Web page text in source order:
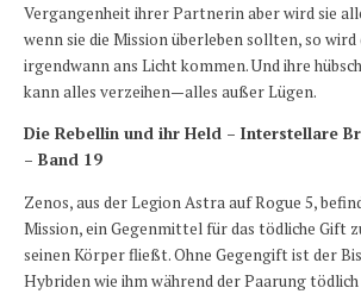
Vergangenheit ihrer Partnerin aber wird sie
wenn sie die Mission überleben sollten, so wird
irgendwann ans Licht kommen. Und ihre
kann alles verzeihen—alles außer Lügen.
Die Rebellin und ihr Held – Interstellare
– Band 19
Zenos, aus der Legion Astra auf Rogue 5,
Mission, ein Gegenmittel für das tödliche Gift
seinen Körper fließt. Ohne Gegengift ist der
Hybriden wie ihm während der Paarung